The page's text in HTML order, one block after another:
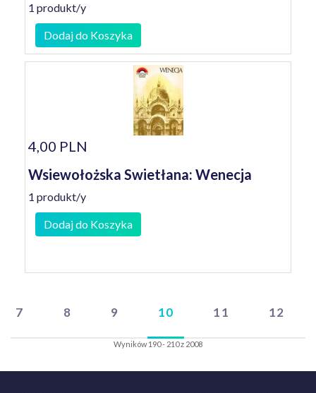
1 produkt/y
Dodaj do Koszyka
4,00 PLN
Wsiewołożska Swietłana: Wenecja
1 produkt/y
Dodaj do Koszyka
7 8 9 10 11 12
Wyników 190 - 210 z 2008